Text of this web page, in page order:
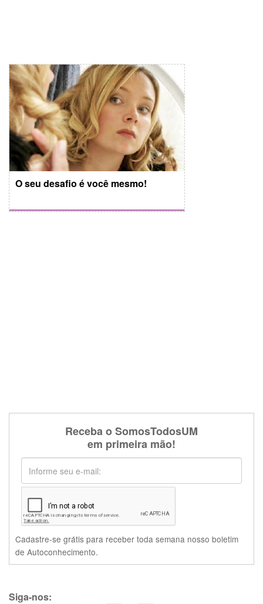
O seu desafio é você mesmo!
Receba o SomosTodosUM
em primeira mão!
Cadastre-se grátis para receber toda semana nosso boletim
de Autoconhecimento.
Siga-nos: